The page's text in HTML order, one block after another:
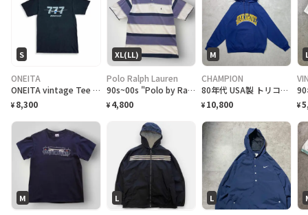
S
ONEITA
ONEITA vintage Tee シングルステッチ Tシャツ BOEING ボーイング
¥ 8,300
XL(LL)
Polo Ralph Lauren
90s~00s "Polo by Ralph Lauren" S/S Border Polo Shirt ラルフローレン ボーダー ポロシャツ [XL]
¥ 4,800
M
CHAMPION
80年代 USA製 トリコタグ Champion チャンピオン OAK GROVE カレッジプリント スウェットパーカー メンズM相当 古着 80s ヴィンテージ VINTAGE 紺色
¥ 10,800 ¥
M L L